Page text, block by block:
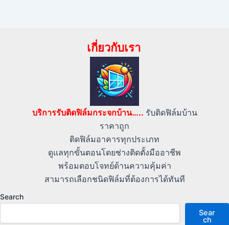
เกี่ยวกับเรา
บริการรับติดฟิล์มกระจกบ้าน….. รับติดฟิล์มบ้าน
ราคาถูก
ติดฟิล์มอาคารทุกประเภท
ดูแลทุกขั้นตอนโดยช่างติดตั้งมืออาชีพ
พร้อมตอบโจทย์ด้านความคุ้มค่า
สามารถเลือกชนิดฟิล์มที่ต้องการได้ทันที
Search
Sear
ch